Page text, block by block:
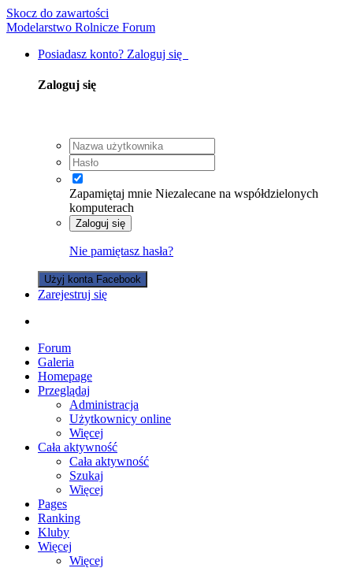
Skocz do zawartości
Modelarstwo Rolnicze Forum
Posiadasz konto? Zaloguj się
Zaloguj się
Zapamiętaj mnie Niezalecane na współdzielonych
komputerach
Zaloguj się
Nie pamiętasz hasła?
Użyj konta Facebook
Zarejestruj się
Forum
Galeria
Homepage
Przeglądaj
Administracja
Użytkownicy online
Więcej
Cała aktywność
Cała aktywność
Szukaj
Więcej
Pages
Ranking
Kluby
Więcej
Więcej